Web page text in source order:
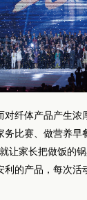
纤体产品产生浓
比赛、做营养早
让家长把做饭的
的产品，每次活